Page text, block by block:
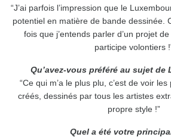
“J’ai parfois l’impression que le
potentiel en matière de bande dessinée.
fois que j’entends parler d’un projet
participe volontiers
Qu’avez-vous préféré au sujet de
“Ce qui m’a le plus plu, c’est de voir
créés, dessinés par tous les artistes
propre style !”
Quel a été votre